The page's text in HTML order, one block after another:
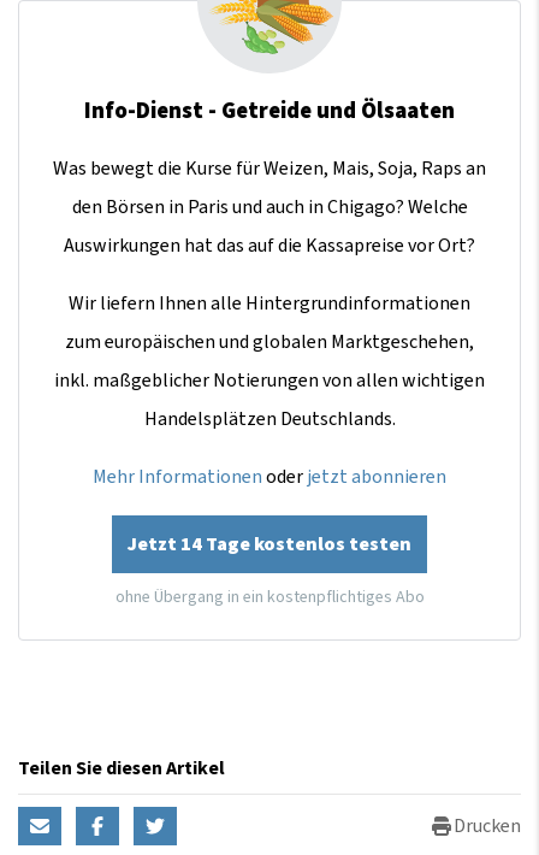
Info-Dienst - Getreide und Ölsaaten
Was bewegt die Kurse für Weizen, Mais, Soja, Raps an
den Börsen in Paris und auch in Chigago? Welche
Auswirkungen hat das auf die Kassapreise vor Ort?
Wir liefern Ihnen alle Hintergrundinformationen
zum europäischen und globalen Marktgeschehen,
inkl. maßgeblicher Notierungen von allen wichtigen
Handelsplätzen Deutschlands.
Mehr Informationenoderjetzt abonnieren
Jetzt 14 Tage kostenlos testen
ohne Übergang in ein kostenpflichtiges Abo
Teilen Sie diesen Artikel
Drucken